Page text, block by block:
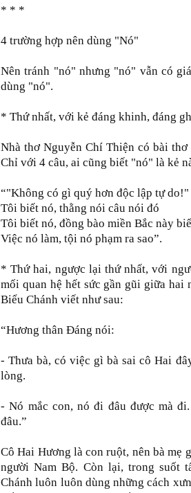
* * *
4 trường hợp nên dùng "Nó"
Nên tránh "nó" nhưng "nó" vẫn có
dùng "nó".
* Thứ nhất, với kẻ đáng khinh, đáng
Nhà thơ Nguyễn Chí Thiện có bài
Chỉ với 4 câu, ai cũng biết "nó" là kẻ
“"Không có gì quý hơn độc lập tự do!"
Tôi biết nó, thằng nói câu nói đó
Tôi biết nó, đồng bào miền Bắc này
Việc nó làm, tội nó phạm ra sao”.
* Thứ hai, ngược lại thứ nhất, với
mối quan hệ hết sức gần gũi giữa
Biểu Chánh viết như sau:
“Hương thân Đáng nói:
- Thưa bà, có việc gì bà sai cô Hai
lòng.
- Nó mắc con, nó đi đâu được mà
đâu.”
Cô Hai Hương là con ruột, nên bà mẹ
người Nam Bộ. Còn lại, trong suốt
Chánh luôn luôn dùng những cách